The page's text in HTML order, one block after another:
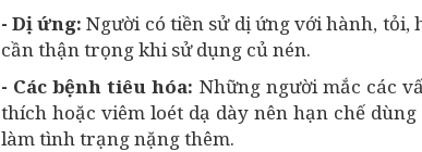
- Dị ứng: Người có tiền sử dị ứng với hành, tỏi,
cần thận trọng khi sử dụng củ nén.
- Các bệnh tiêu hóa: Những người mắc các
thích hoặc viêm loét dạ dày nên hạn chế
làm tình trạng nặng thêm.